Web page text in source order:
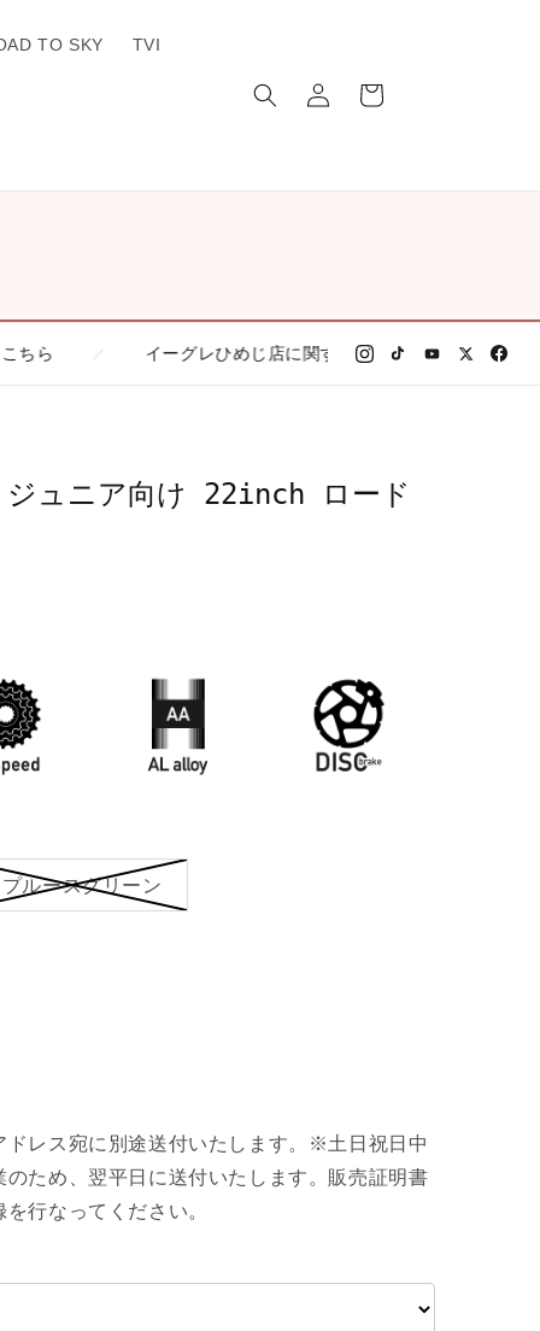
TO SKY TVI
イ
ー
／ イーグレひめじ店に関する情報はこちら ／ LINE
ジュニア向け 22inch ロード
ルースグリーン
ドレス宛に別途送付いたします。※土日祝日中
ため、翌平日に送付いたします。販売証明書
行なってください。